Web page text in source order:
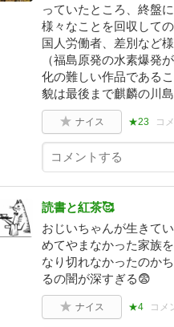
っていたところ、終盤
様々なことを回収して
国人労働者、差別など
（福島原発の水素爆発
化の難しい作品である
貌は最後まで麒麟の川島
ナイス ★23 コ
読書と紅茶🥰
おじいちゃんが生きて
めてやまなかった家族
なり切れなかったのか
るの闇が深すぎる😨
ナイス ★4 コメ